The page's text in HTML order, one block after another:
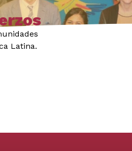
Latina.